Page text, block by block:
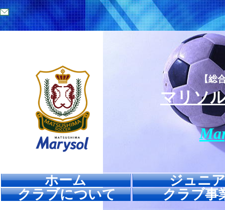
【
マリソ
ホーム
ジュニア
クラブについて
クラブ事